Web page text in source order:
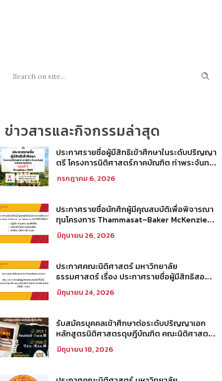
ข่าวสารและกิจกรรมล่าสุด
ประกาศรายชื่อผู้มีสิทธิเข้าศึกษาในระดับปริญญา
ตรี โครงการนิติศาสตร์ภาคบัณฑิต ท่าพระจันทร์
ศึกษา 2569 รอบที่ 2
กรกฎาคม 6, 2026
ประกาศรายชื่อนักศึกผู้มีคุณสมบัติเพื่อพิจารณา
ทุนโครงการ Thammasat–Baker McKenzie
Tax Fellowship ประจำปีการศึกษา 2569
มิถุนายน 26, 2026
ประกาศคณะนิติศาสตร์ มหาวิทยาลัย
ธรรมศาสตร์ เรื่อง ประกาศรายชื่อผู้มีสิทธิสอบ
คัดเลือกให้เป็นพนักงานมหาวิทยาลัย (คณะ
นิติศาสตร์) สายวิชาการประเภทนักวิจัย ครั้งที่
มิถุนายน 24, 2026
รับสมัครบุคคลเข้าศึกษาต่อระดับปริญญาเอก
หลักสูตรนิติศาสตรดุษฎีบัณฑิต คณะนิติศาสตร์
มหาวิทยาลัยธรรมศาสตร์ ประจำภาคการศึกษา
ที่ 2 ปีการศึกษา 2569
มิถุนายน 18, 2026